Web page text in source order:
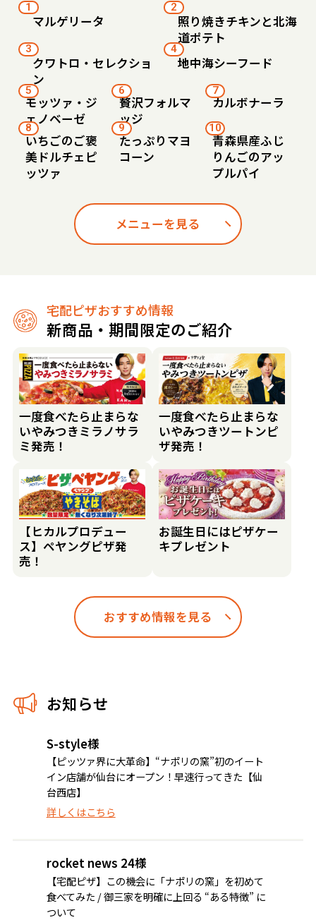
1
マルゲリータ
2
照り焼きチキンと北海
道ポテト
3
クワトロ・セレクショ
ン
4
地中海シーフード
5
モッツァ・ジ
ェノベーゼ
6
贅沢フォルマ
ッジ
7
カルボナーラ
8
いちごのご褒
美ドルチェピ
ッツァ
9
たっぷりマヨ
コーン
10
青森県産ふじ
りんごのアッ
プルパイ
メニューを見る
宅配ピザおすすめ情報
新商品・期間限定のご紹介
一度食べたら止まらな
いやみつきミラノサラ
ミ発売！
一度食べたら止まらな
いやみつきツートンピ
ザ発売！
【ヒカルプロデュー
ス】ペヤングピザ発
売！
お誕生日にはピザケー
キプレゼント
おすすめ情報を見る
お知らせ
S-style様
【ピッツァ界に大革命】“ナポリの窯”初のイート
イン店舗が仙台にオープン！早速行ってきた【仙
台西店】
詳しくはこちら
rocket news 24様
【宅配ピザ】この機会に「ナポリの窯」を初めて
食べてみた / 御三家を明確に上回る “ある特徴” に
ついて